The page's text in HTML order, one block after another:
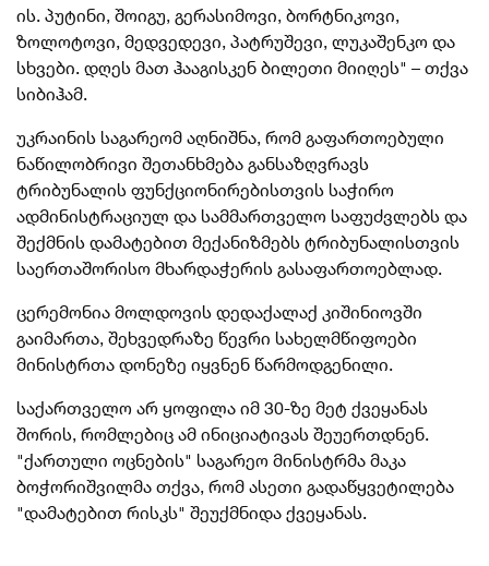
ის. პუტინი, შოიგუ, გერასიმოვი, ბორტნიკოვი,
ზოლოტოვი, მედვედევი, პატრუშევი, ლუკაშენკო და
სხვები. დღეს მათ ჰააგისკენ ბილეთი მიიღეს" – თქვა
სიბიჰამ.
უკრაინის საგარეომ აღნიშნა, რომ გაფართოებული
ნაწილობრივი შეთანხმება განსაზღვრავს
ტრიბუნალის ფუნქციონირებისთვის საჭირო
ადმინისტრაციულ და სამმართველო საფუძვლებს და
შექმნის დამატებით მექანიზმებს ტრიბუნალისთვის
საერთაშორისო მხარდაჭერის გასაფართოებლად.
ცერემონია მოლდოვის დედაქალაქ კიშინიოვში
გაიმართა, შეხვედრაზე წევრი სახელმწიფოები
მინისტრთა დონეზე იყვნენ წარმოდგენილი.
საქართველო არ ყოფილა იმ 30-ზე მეტ ქვეყანას
შორის, რომლებიც ამ ინიციატივას შეუერთდნენ.
"ქართული ოცნების" საგარეო მინისტრმა მაკა
ბოჭორიშვილმა თქვა, რომ ასეთი გადაწყვეტილება
"დამატებით რისკს" შეუქმნიდა ქვეყანას.